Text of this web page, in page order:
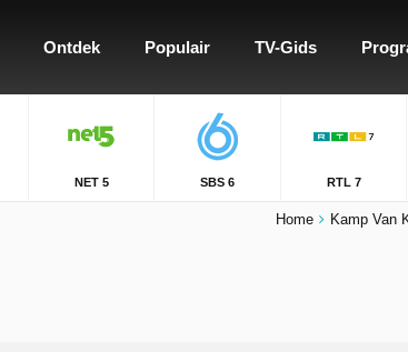
Ontdek Populair TV-Gids
NET 5 SBS 6 RTL 7
Home Kamp Van